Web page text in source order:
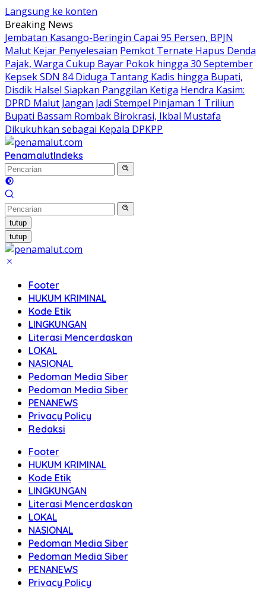
Langsung ke konten
Breaking News
Jembatan Kasango-Beringin Capai 95 Persen, BPJN
Malut Kejar Penyelesaian Pemkot Ternate Hapus Denda
Pajak, Warga Cukup Bayar Pokok hingga 30 September
Kepsek SDN 84 Diduga Tantang Kadis hingga Bupati,
Disdik Halsel Siapkan Panggilan Ketiga Hendra Kasim:
DPRD Malut Jangan Jadi Stempel Pinjaman 1 Triliun
Bupati Bassam Rombak Birokrasi, Ikbal Mustafa
Dikukuhkan sebagai Kepala DPKPP
PenamalutIndeks
tutup
tutup
Footer
HUKUM KRIMINAL
Kode Etik
LINGKUNGAN
Literasi Mencerdaskan
LOKAL
NASIONAL
Pedoman Media Siber
Pedoman Media Siber
PENANEWS
Privacy Policy
Redaksi
Footer
HUKUM KRIMINAL
Kode Etik
LINGKUNGAN
Literasi Mencerdaskan
LOKAL
NASIONAL
Pedoman Media Siber
Pedoman Media Siber
PENANEWS
Privacy Policy